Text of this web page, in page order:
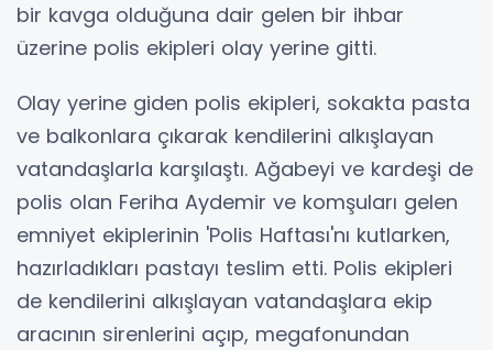
bir kavga olduğuna dair gelen bir ihbar
üzerine polis ekipleri olay yerine gitti.
Olay yerine giden polis ekipleri, sokakta pasta
ve balkonlara çıkarak kendilerini alkışlayan
vatandaşlarla karşılaştı. Ağabeyi ve kardeşi de
polis olan Feriha Aydemir ve komşuları gelen
emniyet ekiplerinin 'Polis Haftası'nı kutlarken,
hazırladıkları pastayı teslim etti. Polis ekipleri
de kendilerini alkışlayan vatandaşlara ekip
aracının sirenlerini açıp, megafonundan